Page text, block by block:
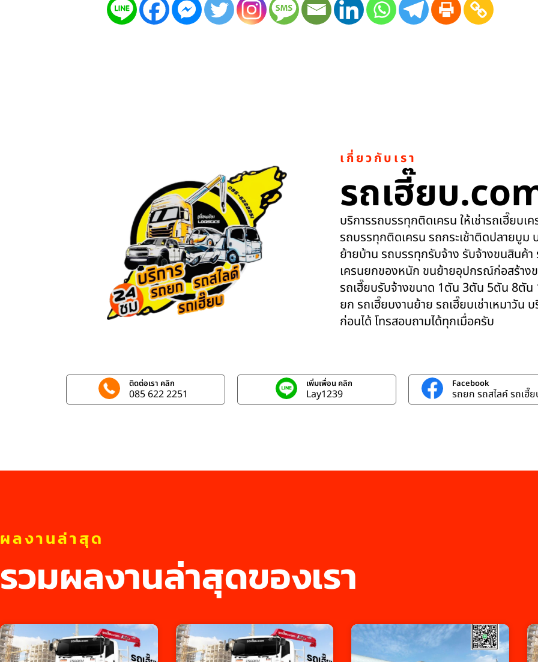
เกี่ยวกับเรา
รถเฮี๊ยบ
บริการรถบรรทุกติดเครน ให้เช่ารถเฮี๊ยบเ
รถบรรทุกติดเครน รถกระเช้าติดปลายบู
ย้ายบ้าน รถบรรทุกรับจ้าง รับจ้างขนสินค้
เครนยกของหนัก ขนย้ายอุปกรณ์ก่อสร้าง
รถเฮี๊ยบรับจ้างขนาด 1ตัน 3ตัน 5ตัน 8ตั
ยก รถเฮี๊ยบงานย้าย รถเฮี๊ยบเช่าเหมาวัน
ก่อนได้ โทรสอบถามได้ทุกเมื่อครับ
ติดต่อเรา คลิก
085 622 2251
เพิ่มเพื่อน คลิก
Lay1239
Facebook
รถยก รถสไลค์ รถเฮี๊ย
ผลงานล่าสุด
รวมผลงานล่าสุดของเรา